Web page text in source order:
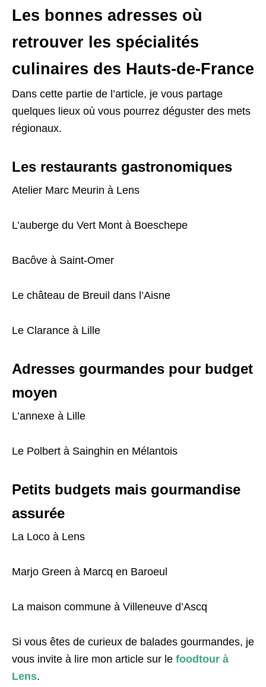
Les bonnes adresses où
retrouver les spécialités
culinaires des Hauts-de-France
Dans cette partie de l’article, je vous partage
quelques lieux où vous pourrez déguster des mets
régionaux.
Les restaurants gastronomiques
Atelier Marc Meurin à Lens
L’auberge du Vert Mont à Boeschepe
Bacôve à Saint-Omer
Le château de Breuil dans l’Aisne
Le Clarance à Lille
Adresses gourmandes pour budget
moyen
L’annexe à Lille
Le Polbert à Sainghin en Mélantois
Petits budgets mais gourmandise
assurée
La Loco à Lens
Marjo Green à Marcq en Baroeul
La maison commune à Villeneuve d’Ascq
Si vous êtes de curieux de balades gourmandes, je
vous invite à lire mon article sur le foodtour à
Lens.